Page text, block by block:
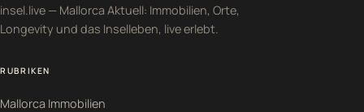
insel.live — Mallorca Aktuell: Immobilien, Orte,
Longevity und das Inselleben, live erlebt.
RUBRIKEN
Mallorca Immobilien